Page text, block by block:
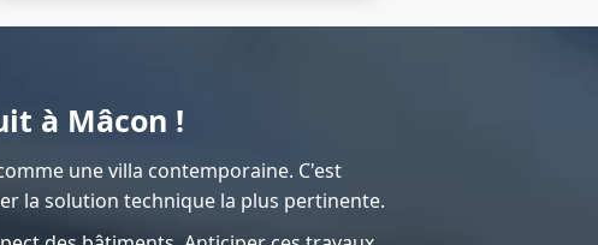
à Mâcon !
une villa contemporaine. C'est
la solution technique la plus pertinente.